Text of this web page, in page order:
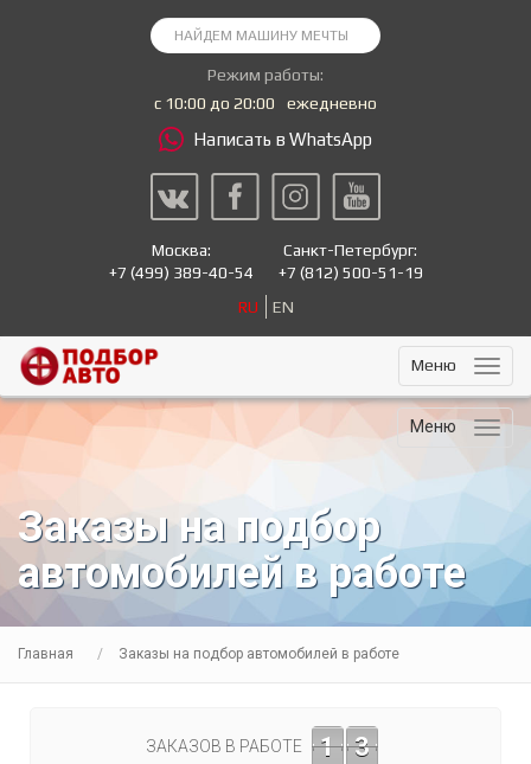
Режим работы:
с 10:00 до 20:00
ежедневно
Написать в WhatsApp
Москва:
+7 (499) 389-40-54
Санкт-Петербург:
+7 (812) 500-51-19
RU
EN
Меню
Меню
Заказы на подбор
автомобилей в работе
Главная Заказы на подбор автомобилей в работе
ЗАКАЗОВ В РАБОТЕ 1 3